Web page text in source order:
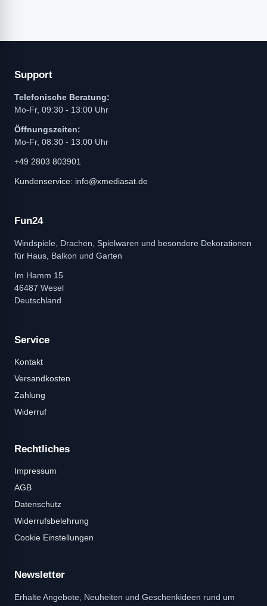
Support
Telefonische Beratung:
Mo-Fr, 09:30 - 13:00 Uhr
Öffnungszeiten:
Mo-Fr, 08:30 - 13:00 Uhr
+49 2803 803901
Kundenservice: info@xmediasat.de
Fun24
Windspiele, Drachen, Spielwaren und besondere Dekorationen
für Haus, Balkon und Garten
Im Hamm 15
46487 Wesel
Deutschland
Service
Kontakt
Versandkosten
Zahlung
Widerruf
Rechtliches
Impressum
AGB
Datenschutz
Widerrufsbelehrung
Cookie Einstellungen
Newsletter
Erhalte Angebote, Neuheiten und Geschenkideen rund um